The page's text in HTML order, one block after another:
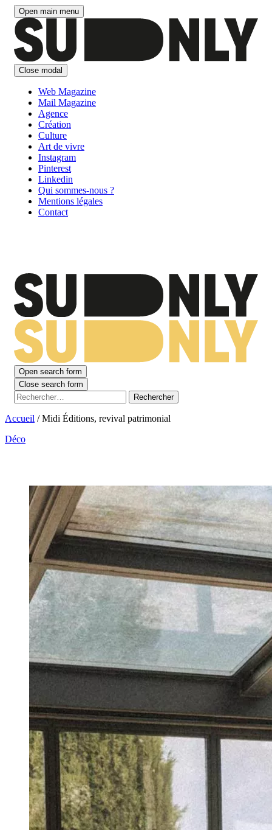
Aller
contenu
Open main menu
Close modal
Web Magazine
Mail Magazine
Agence
Création
Culture
Art de vivre
Instagram
Pinterest
Linkedin
Qui sommes-nous ?
Mentions légales
Contact
Open search form
Close search form
Rechercher :
Accueil /Midi Éditions, revival patrimonial
Déco